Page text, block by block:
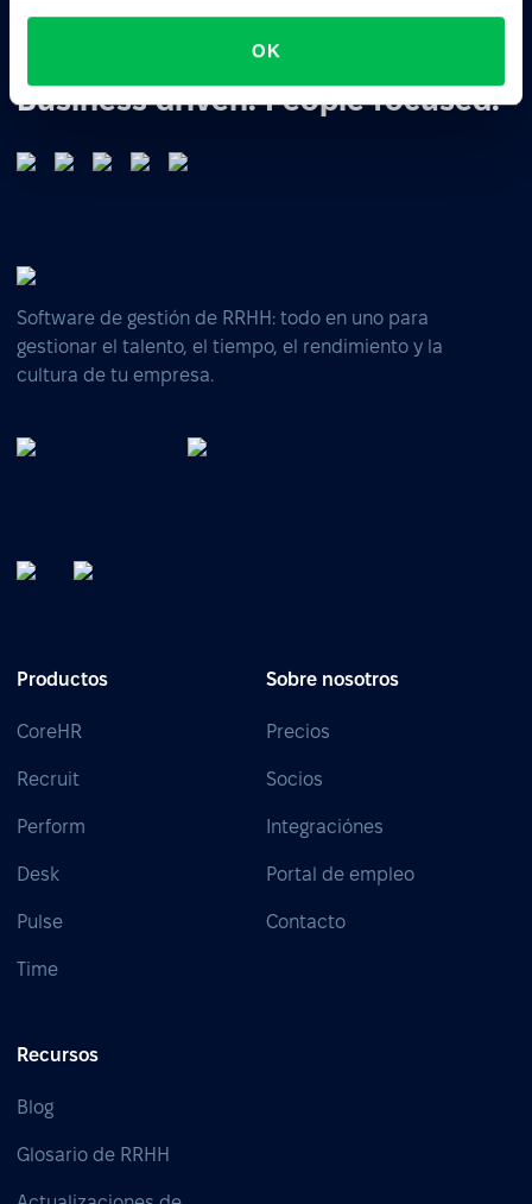
OK
Business driven. People focused.
Software de gestión de RRHH: todo en uno para
gestionar el talento, el tiempo, el rendimiento y la
cultura de tu empresa.
Productos
CoreHR
Recruit
Perform
Desk
Pulse
Time
Sobre nosotros
Precios
Socios
Integraciónes
Portal de empleo
Contacto
Recursos
Blog
Glosario de RRHH